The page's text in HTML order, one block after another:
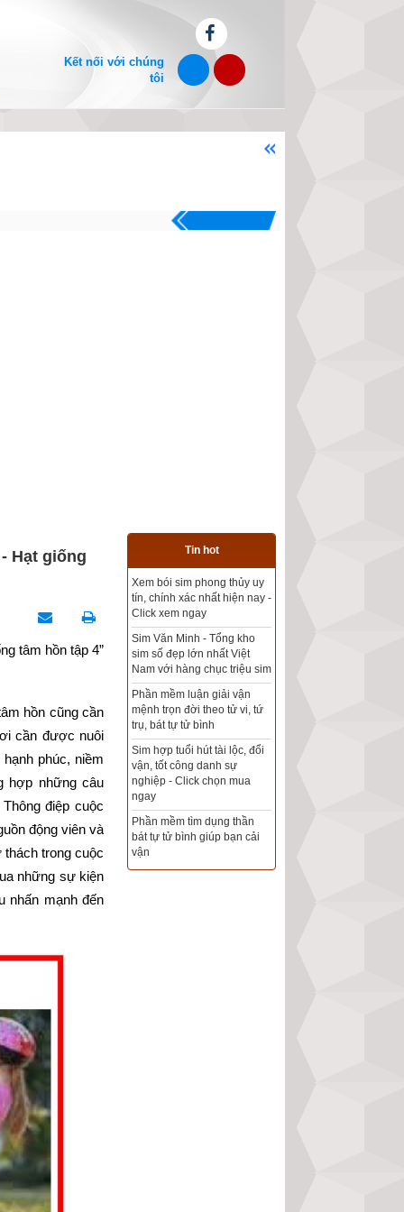
Kết nối với chúng
tôi
Chào mừng bạn đến với
Hạt giống
tâm hồn tập 4”
hồn cũng cần
cần được nuôi
phúc, niềm
hợp những câu
điệp cuộc
động viên và
trong cuộc
những sự kiện
nhấn mạnh đến
Tin hot
tín, chính xác nhất hiện nay -
Click xem ngay
số đẹp lớn nhất Việt
Nam với hàng chục triệu sim
trọn đời theo tử vi, tứ
Sim hợp tuổi hút tài lộc, đổi
tốt công danh sự
- Click chọn mua
Phần mềm tìm dụng thần
tự tử bình giúp bạn cải
Tổng kho sim phong thủy -
Sim hợp tuổi - Sim hợp
Xem bói sim phong thủy
theo khoa học tử vi, tứ trụ
chính xác nhất
Mua sim Thần tài, Thần tài
theo bạn! Giao sim miễn phí
Xem ngày đẹp - chọn ngày
tốt khởi sự theo kinh dịch
chính xác nhất
Tổng Kho Sim Năm sinh 0x -
9x - 8x -7x -6x giá rẻ nhất thị
trường - Click xem ngay